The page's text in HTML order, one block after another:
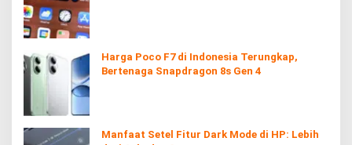
Harga Poco F7 di Indonesia Terungkap,
Bertenaga Snapdragon 8s Gen 4
Manfaat Setel Fitur Dark Mode di HP: Lebih